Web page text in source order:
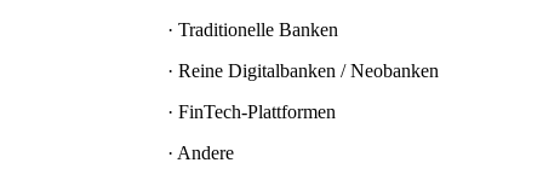
· Traditionelle Banken
· Reine Digitalbanken / Neobanken
· FinTech-Plattformen
· Andere